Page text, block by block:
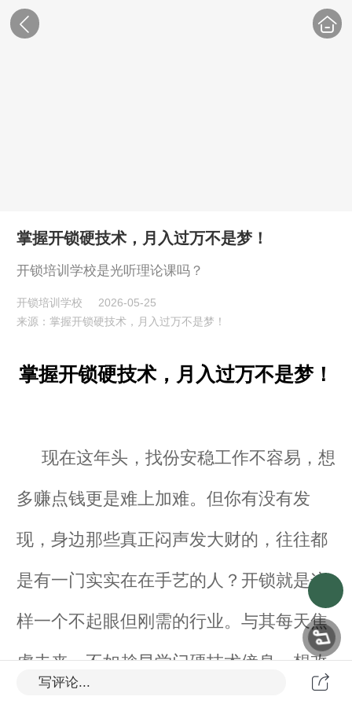
掌握开锁硬技术，月入过万不是梦！
开锁培训学校是光听理论课吗？
开锁培训学校
2026-05-25
来源：掌握开锁硬技术，月入过万不是梦！
掌握开锁硬技术，月入过万不是梦！
现在这年头，找份安稳工作不容易，想
多赚点钱更是难上加难。但你有没有发
现，身边那些真正闷声发大财的，往往都
是有一门实实在在手艺的人？开锁就是这
样一个不起眼但刚需的行业。 与其每天焦
虑未来，不如趁早学门硬技术傍身。想改
写评论...